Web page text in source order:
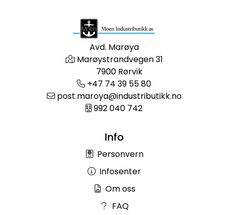
Avd. Marøya
Marøystrandvegen 31
7900 Rørvik
+47 74 39 55 80
post.maroya@industributikk.no
992 040 742
Info
Personvern
Infosenter
Om oss
FAQ